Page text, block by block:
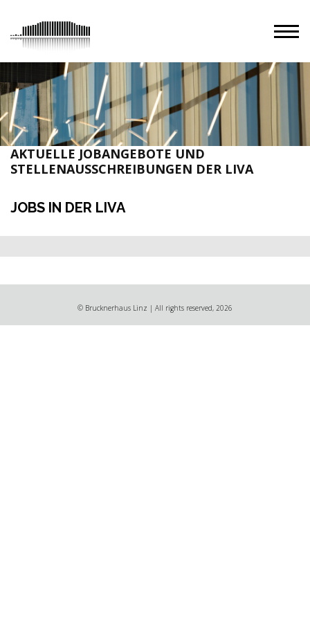
AKTUELLE JOBANGEBOTE UND
STELLENAUSSCHREIBUNGEN DER LIVA
JOBS IN DER LIVA
© Brucknerhaus Linz | All rights reserved, 2026